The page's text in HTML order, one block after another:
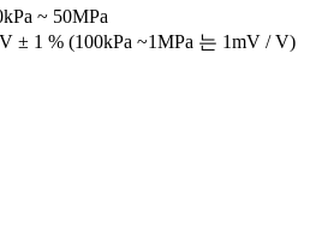
~ 50MPa
± 1 % (100kPa ~1MPa 는 1mV / V)